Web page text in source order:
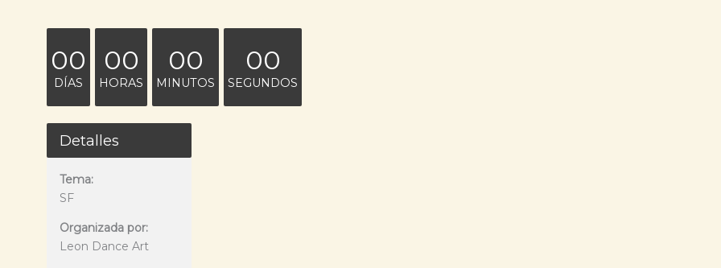
00
DÍAS
00
HORAS
00
MINUTOS
00
SEGUNDOS
Detalles
Tema:
SF
Organizada por:
Leon Dance Art